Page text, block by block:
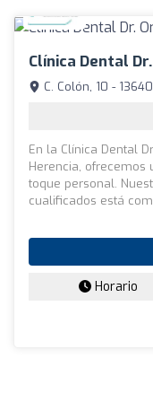
Clínica Dental
C. Colón, 10 -
En la Clínica Dental
Herencia, ofrecemos
toque personal.
cualificados está
Horario